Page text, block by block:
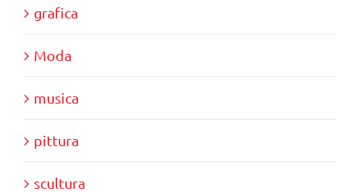
grafica
Moda
musica
pittura
scultura